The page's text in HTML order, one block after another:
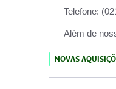
Telefone:
Além de
NOVAS